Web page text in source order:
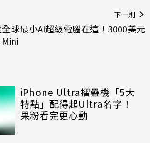
下一則
全球最小AI超級電腦在這！3000美元
iPhone Ultra摺疊機「5大
特點」配得起Ultra名字！
果粉看完更心動